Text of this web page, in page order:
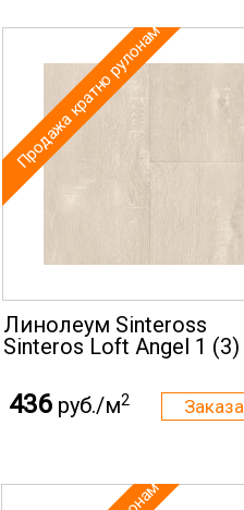
Продажа кратно рулонам
Линолеум Sinteross
Sinteros Loft Angel 1 (3)
436 руб./м2